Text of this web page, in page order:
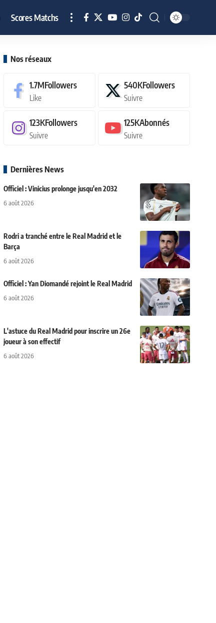
Scores Matchs
Nos réseaux
1.7MFollowers
Like
540KFollowers
Suivre
123KFollowers
Suivre
125KAbonnés
Suivre
Dernières News
Officiel : Vinicius prolonge jusqu'en 2032
6 août 2026
Rodri a tranché entre le Real Madrid et le
Barça
6 août 2026
Officiel : Yan Diomandé rejoint le Real Madrid
6 août 2026
L'astuce du Real Madrid pour inscrire un 26e
joueur à son effectif
6 août 2026